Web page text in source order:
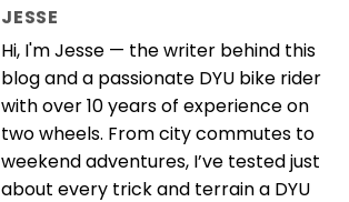
JESSE
Hi, I'm Jesse — the writer behind this
blog and a passionate DYU bike rider
with over 10 years of experience on
two wheels. From city commutes to
weekend adventures, I’ve tested just
about every trick and terrain a DYU